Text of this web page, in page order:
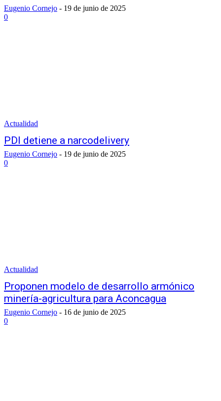
Eugenio Cornejo - 19 de junio de 2025
0
Actualidad
PDI detiene a narcodelivery
Eugenio Cornejo - 19 de junio de 2025
0
Actualidad
Proponen modelo de desarrollo armónico
minería-agricultura para Aconcagua
Eugenio Cornejo - 16 de junio de 2025
0